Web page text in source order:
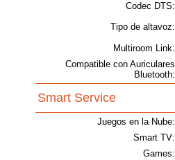
Codec DTS:
Tipo de altavoz:
Multiroom Link:
Compatible con Auriculares
Bluetooth:
Smart Service
Juegos en la Nube:
Smart TV:
Games: